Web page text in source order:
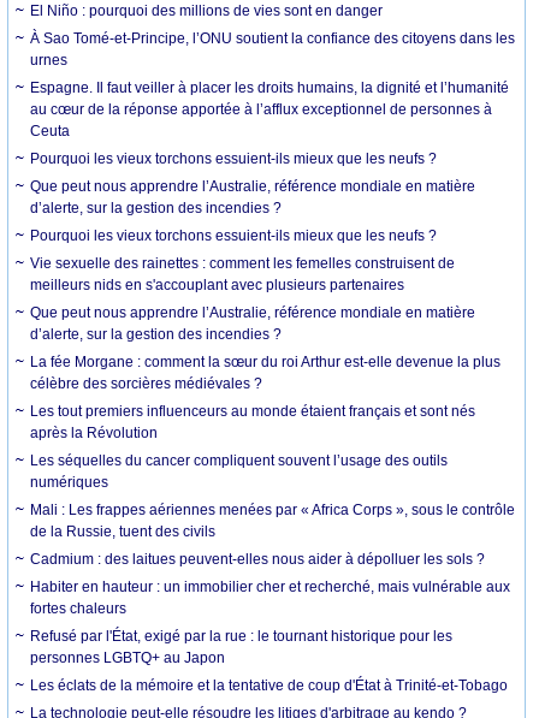
El Niño : pourquoi des millions de vies sont en danger
À Sao Tomé-et-Principe, l’ONU soutient la confiance des citoyens dans les
urnes
Espagne. Il faut veiller à placer les droits humains, la dignité et l’humanité
au cœur de la réponse apportée à l’afflux exceptionnel de personnes à
Ceuta
Pourquoi les vieux torchons essuient-ils mieux que les neufs ?
Que peut nous apprendre l’Australie, référence mondiale en matière
d’alerte, sur la gestion des incendies ?
Pourquoi les vieux torchons essuient-ils mieux que les neufs ?
Vie sexuelle des rainettes : comment les femelles construisent de
meilleurs nids en s'accouplant avec plusieurs partenaires
Que peut nous apprendre l’Australie, référence mondiale en matière
d’alerte, sur la gestion des incendies ?
La fée Morgane : comment la sœur du roi Arthur est-elle devenue la plus
célèbre des sorcières médiévales ?
Les tout premiers influenceurs au monde étaient français et sont nés
après la Révolution
Les séquelles du cancer compliquent souvent l’usage des outils
numériques
Mali : Les frappes aériennes menées par « Africa Corps », sous le contrôle
de la Russie, tuent des civils
Cadmium : des laitues peuvent-elles nous aider à dépolluer les sols ?
Habiter en hauteur : un immobilier cher et recherché, mais vulnérable aux
fortes chaleurs
Refusé par l'État, exigé par la rue : le tournant historique pour les
personnes LGBTQ+ au Japon
Les éclats de la mémoire et la tentative de coup d'État à Trinité-et-Tobago
La technologie peut-elle résoudre les litiges d'arbitrage au kendo ?